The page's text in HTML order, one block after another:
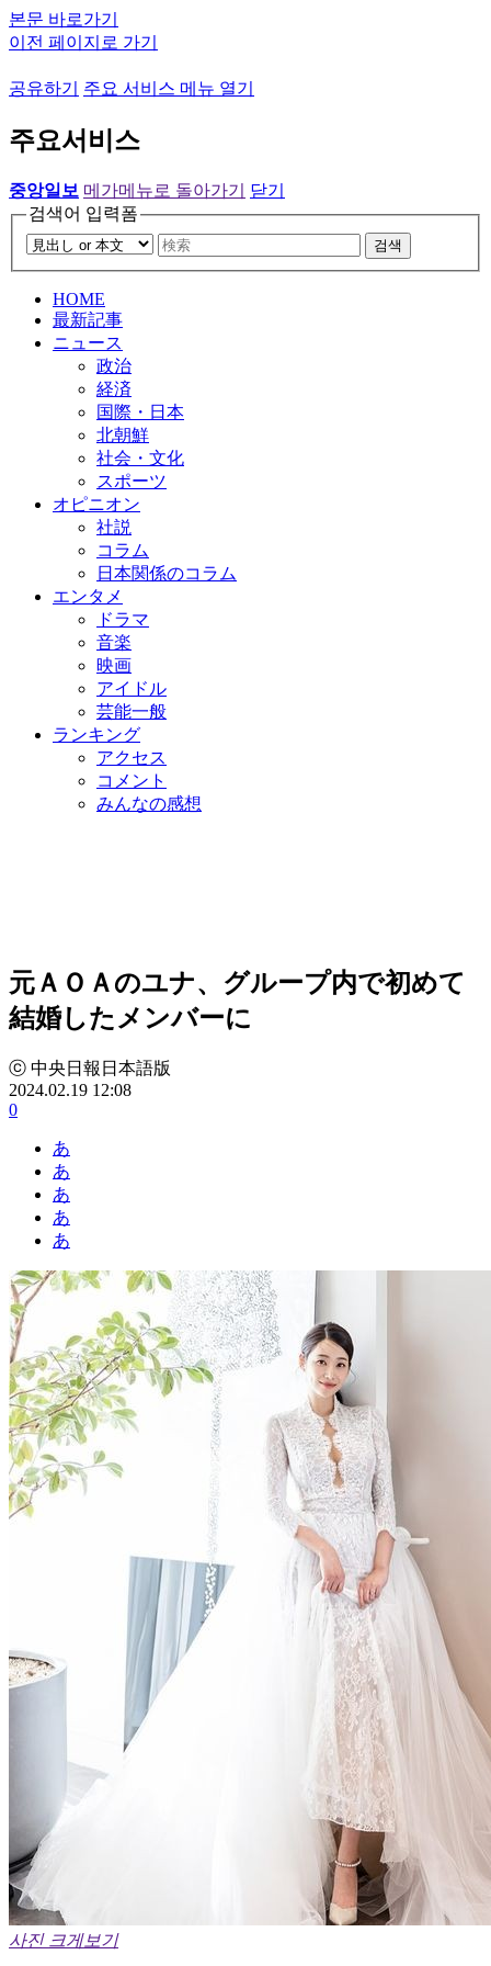
본문 바로가기
이전 페이지로 가기
공유하기 주요 서비스 메뉴 열기
주요서비스
중앙일보 메가메뉴로 돌아가기
닫기
검색어 입력폼
검색
HOME
最新記事
ニュース
政治
経済
国際・日本
北朝鮮
社会・文化
スポーツ
オピニオン
社説
コラム
日本関係のコラム
エンタメ
ドラマ
音楽
映画
アイドル
芸能一般
ランキング
アクセス
コメント
みんなの感想
元ＡＯＡのユナ、グループ内で初めて
結婚したメンバーに
ⓒ 中央日報日本語版
2024.02.19 12:08
0
あ
あ
あ
あ
あ
사진 크게보기